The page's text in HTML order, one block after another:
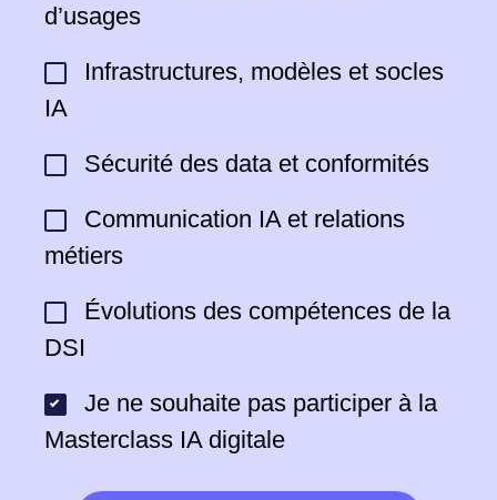
d’usages
Infrastructures, modèles et socles
IA
Sécurité des data et conformités
Communication IA et relations
métiers
Évolutions des compétences de la
DSI
Je ne souhaite pas participer à la
Masterclass IA digitale